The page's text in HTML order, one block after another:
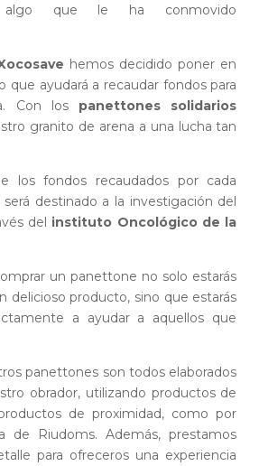
algo que le ha conmovido
hemos decidido poner en
que ayudará a recaudar fondos para
Con los panettones solidarios
granito de arena a una lucha tan
los fondos recaudados por cada
destinado a la investigación del
del instituto Oncológico de la
un panettone no solo estarás
delicioso producto, sino que estarás
a ayudar a aquellos que
panettones son todos elaborados
obrador, utilizando productos de
de proximidad, como por
de Riudoms. Además, prestamos
para ofreceros una experiencia